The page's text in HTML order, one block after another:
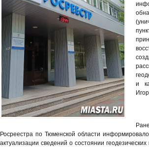
и
Росреестра по Тюменской области
актуализации сведений о состоянии геодезических